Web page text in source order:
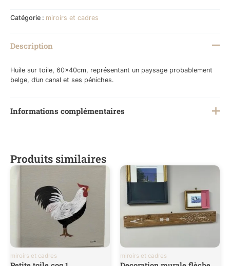
Catégorie : miroirs et cadres
Description
Huile sur toile, 60x40cm, représentant un paysage probablement
belge, d’un canal et ses péniches.
Informations complémentaires
Produits similaires
miroirs et cadres miroirs et cadres